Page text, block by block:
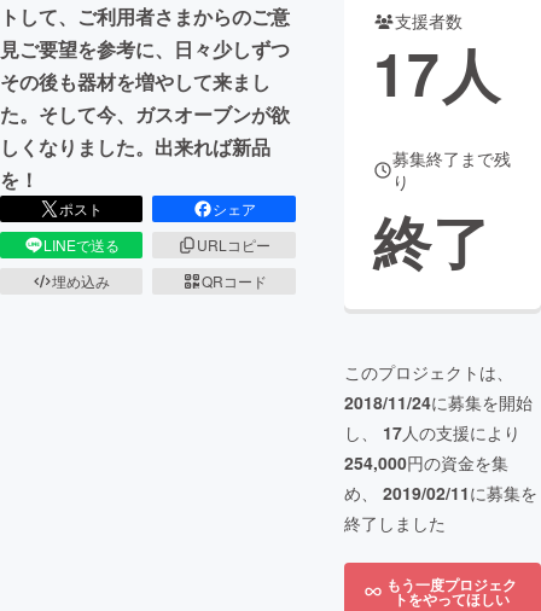
トして、ご利用者さまからのご意
見ご要望を参考に、日々少しずつ
その後も器材を増やして来まし
た。そして今、ガスオーブンが欲
しくなりました。出来れば新品
を！
ポスト
シェア
LINEで送る
URLコピー
埋め込み
QRコード
支援者数
17人
募集終了まで残
り
終了
このプロジェクトは、
2018/11/24に募集を開始
し、 17人の支援により
254,000円の資金を集
め、 2019/02/11に募集を
終了しました
もう一度プロジェク
トをやってほしい